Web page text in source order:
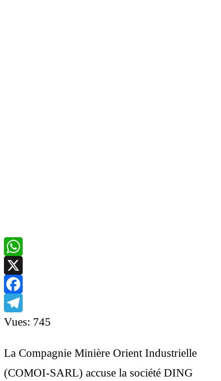
WhatsApp
X
Facebook
Telegram
Vues: 745
La Compagnie Minière Orient Industrielle
(COMOI-SARL) accuse la société DING